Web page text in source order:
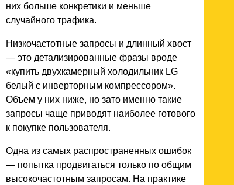
них больше конкретики и меньше
случайного трафика.
Низкочастотные запросы и длинный хвост
— это детализированные фразы вроде
«купить двухкамерный холодильник LG
белый с инверторным компрессором».
Объем у них ниже, но зато именно такие
запросы чаще приводят наиболее готового
к покупке пользователя.
Одна из самых распространенных ошибок
— попытка продвигаться только по общим
высокочастотным запросам. На практике